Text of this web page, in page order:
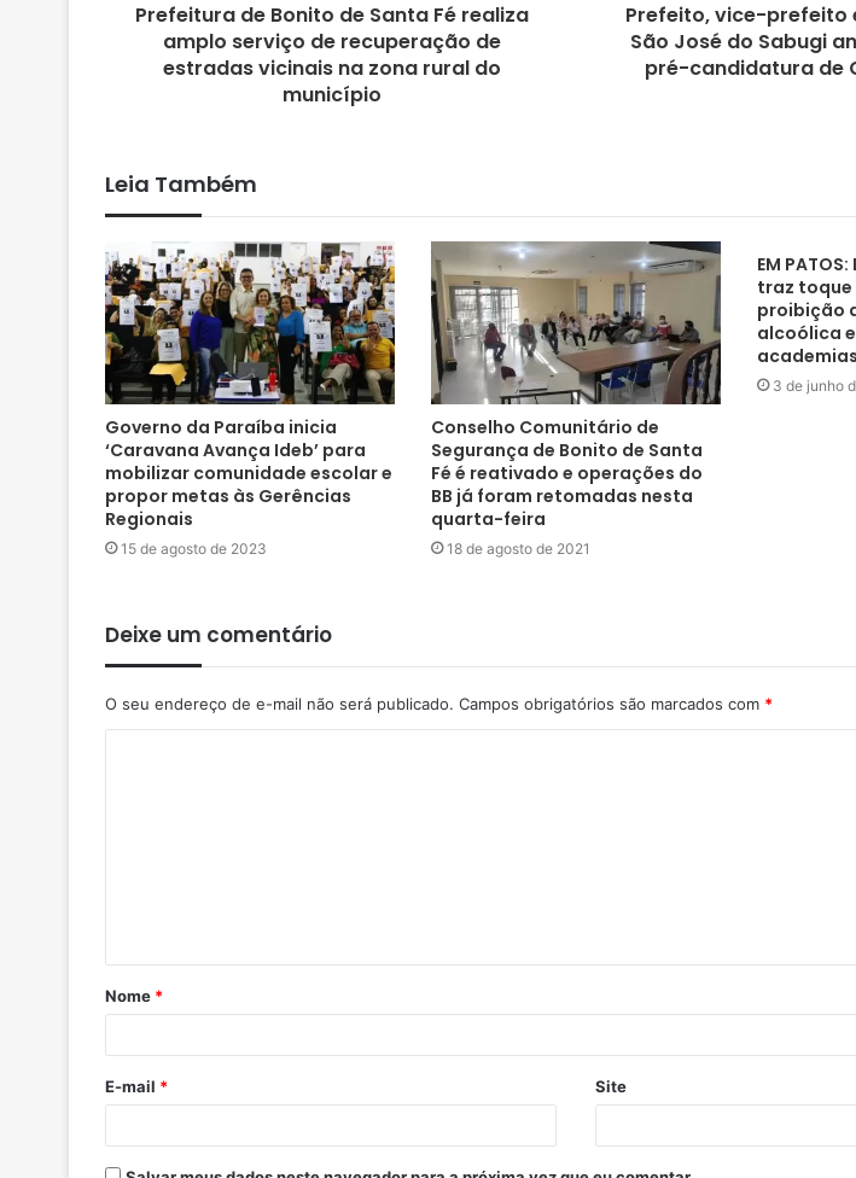
Prefeitura de Bonito de Santa Fé realiza
amplo serviço de recuperação de
estradas vicinais na zona rural do
município
Prefeito, vice-prefeito
São José do Sabugi
pré-candidatura de
Leia Também
Governo da Paraíba inicia
‘Caravana Avança Ideb’ para
mobilizar comunidade escolar e
propor metas às Gerências
Regionais
15 de agosto de 2023
Conselho Comunitário de
Segurança de Bonito de Santa
Fé é reativado e operações do
BB já foram retomadas nesta
quarta-feira
18 de agosto de 2021
EM
traz toque
proibição
alcoólica
academias
3 de junho
Deixe um comentário
O seu endereço de e-mail não será publicado. Campos obrigatórios são marcados com *
Nome *
E-mail * Site